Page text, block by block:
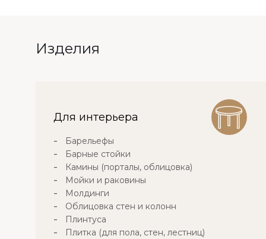
Изделия
Для интерьера
Барельефы
Барные стойки
Камины (порталы, облицовка)
Мойки и раковины
Молдинги
Облицовка стен и колонн
Плинтуса
Плитка (для пола, стен, лестниц)